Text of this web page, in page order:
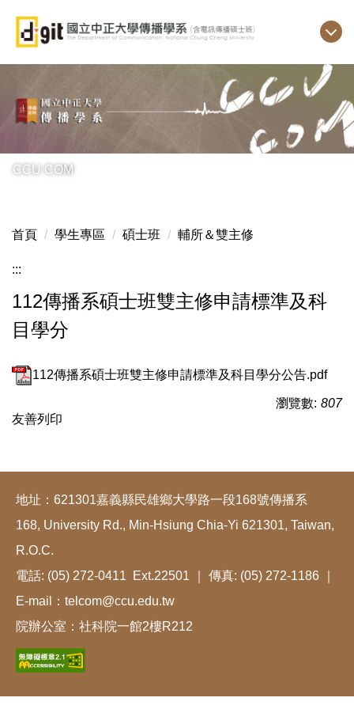
主
區
CCU COM
首頁 學生專區 碩士班 輔所＆雙主修
:::
112傳播系碩士班雙主修申請標準及科
目學分
112傳播系碩士班雙主修申請標準及科目學分公告.pdf
瀏覽數: 807
友善列印
地址：621301嘉義縣民雄鄉大學路一段168號傳播系
168, University Rd., Min-Hsiung Chia-Yi 621301, Taiwan,
R.O.C.
電話: (05) 272-0411 Ext.22501 ｜ 傳真: (05) 272-1186 ｜
E-mail：telcom@ccu.edu.tw
院辦公室：社科院一館2樓R212